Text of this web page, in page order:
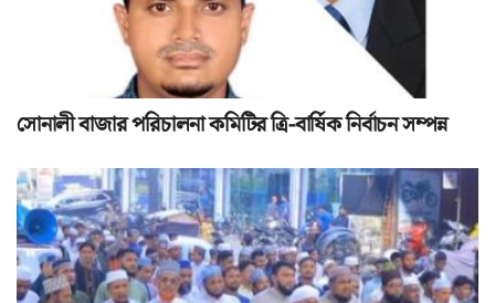
সোনালী বাজার পরিচালনা কমিটির ত্রি-বার্ষিক নির্বাচন সম্পন্ন